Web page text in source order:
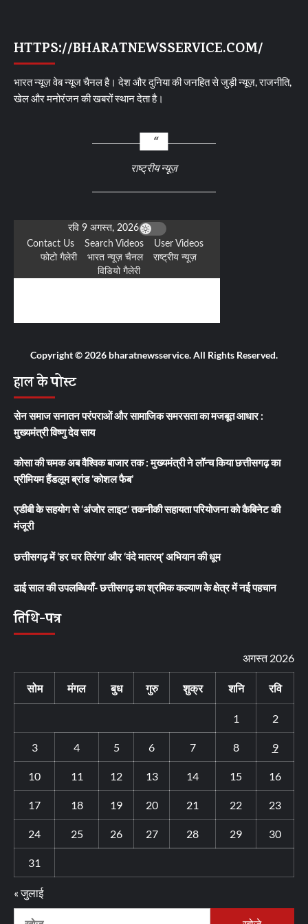
HTTPS://BHARATNEWSSERVICE.COM/
भारत न्यूज़ वेब न्यूज चैनल है। देश और दुनिया की जनहित से जुड़ी न्यूज़, राजनीति,
खेल और मनोरंजन की खबरों स्थान देता है।
राष्ट्रीय न्यूज़
Copyright © 2026 bharatnewsservice. All Rights Reserved.
हाल के पोस्ट
सेन समाज सनातन परंपराओं और सामाजिक समरसता का मजबूत आधार :
मुख्यमंत्री विष्णु देव साय
कोसा की चमक अब वैश्विक बाजार तक : मुख्यमंत्री ने लॉन्च किया छत्तीसगढ़ का
प्रीमियम हैंडलूम ब्रांड ‘कोशल फैब’
एडीबी के सहयोग से ‘अंजोर लाइट’ तकनीकी सहायता परियोजना को कैबिनेट की
मंजूरी
छत्तीसगढ़ में ‘हर घर तिरंगा’ और ‘वंदे मातरम्’ अभियान की धूम
ढाई साल की उपलब्धियाँ- छत्तीसगढ़ का श्रमिक कल्याण के क्षेत्र में नई पहचान
तिथि-पत्र
अगस्त 2026
सोम मंगल बुध गुरु शुक्र शनि रवि
1 2
3 4 5 6 7 8 9
10 11 12 13 14 15 16
17 18 19 20 21 22 23
24 25 26 27 28 29 30
31
« जुलाई
निम्न